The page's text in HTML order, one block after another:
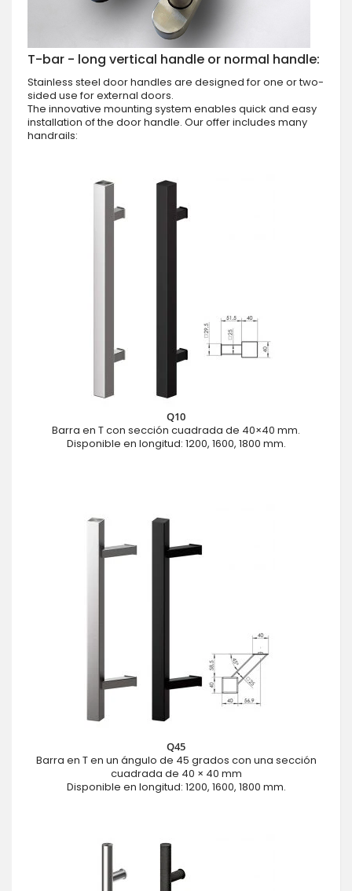
T-bar - long vertical handle or normal handle:
Stainless steel door handles are designed for one or two-
sided use for external doors.
The innovative mounting system enables quick and easy
installation of the door handle. Our offer includes many
handrails:
Q10
Barra en T con sección cuadrada de 40×40 mm.
Disponible en longitud: 1200, 1600, 1800 mm.
Q45
Barra en T en un ángulo de 45 grados con una sección
cuadrada de 40 × 40 mm
Disponible en longitud: 1200, 1600, 1800 mm.